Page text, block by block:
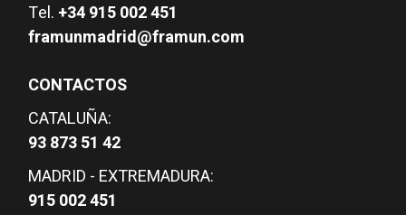
Tel. +34 915 002 451
framunmadrid@framun.com
CONTACTOS
CATALUÑA:
93 873 51 42
MADRID - EXTREMADURA:
915 002 451